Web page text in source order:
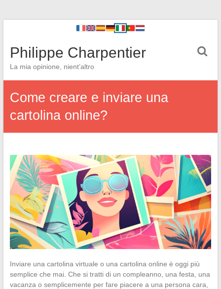
Philippe Charpentier
La mia opinione, nient’altro
Come creare e inviare una
cartolina online?
Inviare una cartolina virtuale o una cartolina online è oggi più
semplice che mai. Che si tratti di un compleanno, una festa, una
vacanza o semplicemente per fare piacere a una persona cara,